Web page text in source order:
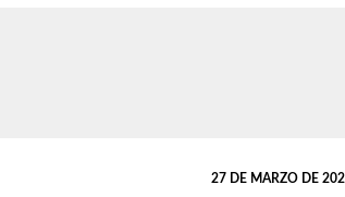
27 DE MARZO DE